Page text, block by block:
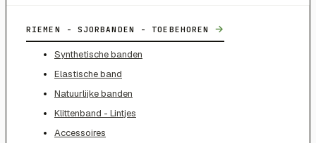
RIEMEN - SJORBANDEN - TOEBEHOREN →
Synthetische banden
Elastische band
Natuurlijke banden
Klittenband - Lintjes
Accessoires